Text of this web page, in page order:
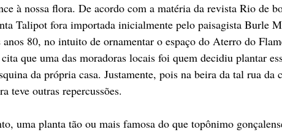
à nossa flora. De acordo com a matéria da revista Rio de
Talipot fora importada inicialmente pelo paisagista Burle
anos 80, no intuito de ornamentar o espaço do Aterro do
que uma das moradoras locais foi quem decidiu plantar
da própria casa. Justamente, pois na beira da tal rua da
teve outras repercussões.
uma planta tão ou mais famosa do que topônimo